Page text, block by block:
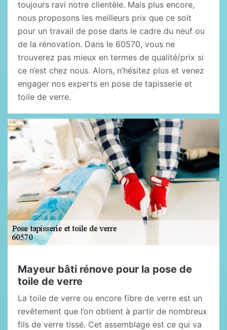
toujours ravi notre clientèle. Mais plus encore,
nous proposons les meilleurs prix que ce soit
pour un travail de pose dans le cadre du neuf ou
de la rénovation. Dans le 60570, vous ne
trouverez pas mieux en termes de qualité/prix si
ce n’est chez nous. Alors, n’hésitez plus et venez
engager nos experts en pose de tapisserie et
toile de verre.
Mayeur bâti rénove pour la pose de
toile de verre
La toile de verre ou encore fibre de verre est un
revêtement que l’on obtient à partir de nombreux
fils de verre tissé. Cet assemblage est ce qui va